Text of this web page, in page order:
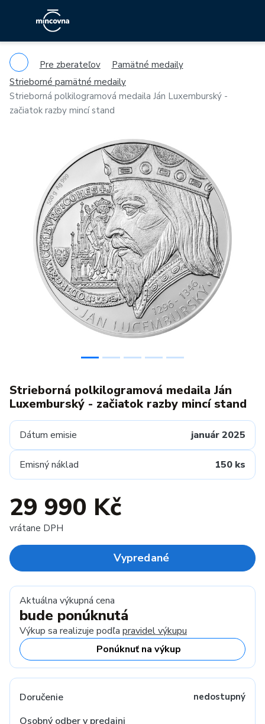
Pre zberateľov
Pamätné medaily
Strieborné pamätné medaily
Strieborná polkilogramová medaila Ján Luxemburský -
začiatok razby mincí stand
Previous
Strieborná polkilogramová medaila Ján
Luxemburský - začiatok razby mincí stand
Dátum emisie január 2025
Emisný náklad 150 ks
29 990 Kč
vrátane DPH
Vypredané
Aktuálna výkupná cena
bude ponúknutá
Výkup sa realizuje podľa pravidel výkupu
Ponúknuť na výkup
Doručenie nedostupný
Osobný odber v predajni